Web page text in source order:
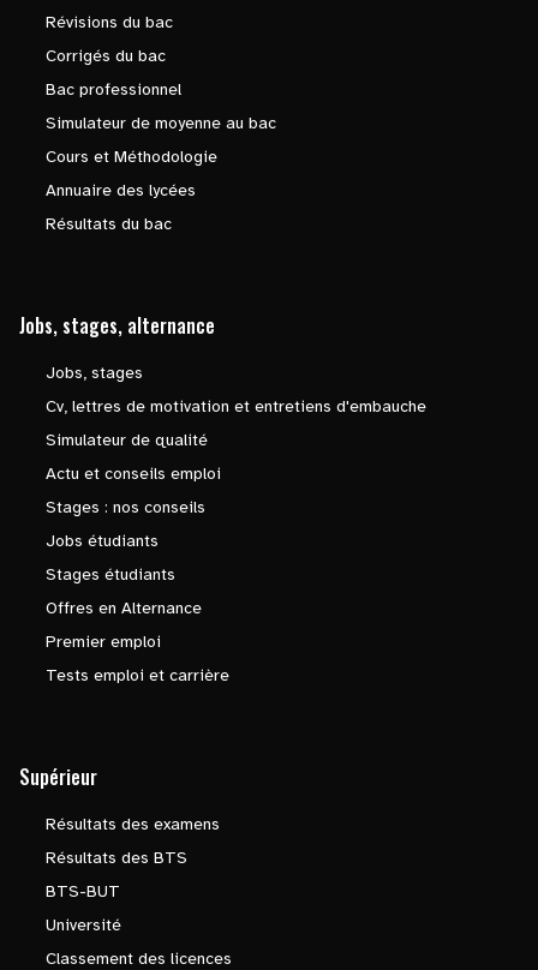
Révisions du bac
Corrigés du bac
Bac professionnel
Simulateur de moyenne au bac
Cours et Méthodologie
Annuaire des lycées
Résultats du bac
Jobs, stages, alternance
Jobs, stages
Cv, lettres de motivation et entretiens d'embauche
Simulateur de qualité
Actu et conseils emploi
Stages : nos conseils
Jobs étudiants
Stages étudiants
Offres en Alternance
Premier emploi
Tests emploi et carrière
Supérieur
Résultats des examens
Résultats des BTS
BTS-BUT
Université
Classement des licences